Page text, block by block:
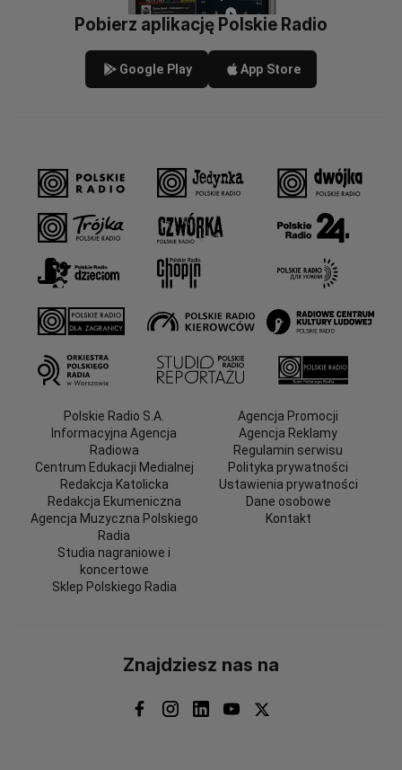
Pobierz aplikację Polskie Radio
Google Play App Store
Polskie Radio S.A.
Informacyjna Agencja
Radiowa
Centrum Edukacji Medialnej
Redakcja Katolicka
Redakcja Ekumeniczna
Agencja Muzyczna Polskiego
Radia
Studia nagraniowe i
koncertowe
Sklep Polskiego Radia
Agencja Promocji
Agencja Reklamy
Regulamin serwisu
Polityka prywatności
Ustawienia prywatności
Dane osobowe
Kontakt
Znajdziesz nas na